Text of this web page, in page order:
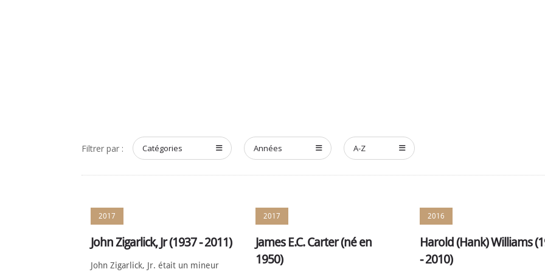
Filtrer par : Catégories Années A-Z
2017
John Zigarlick, Jr (1937 - 2011)
John Zigarlick, Jr. était un mineur
2017
James E.C. Carter (né en
1950)
2016
Harold (Hank) Williams
- 2010)